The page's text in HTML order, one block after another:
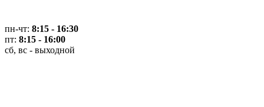
пн-чт: 8:15 - 16:30
пт: 8:15 - 16:00
сб, вс - выходной